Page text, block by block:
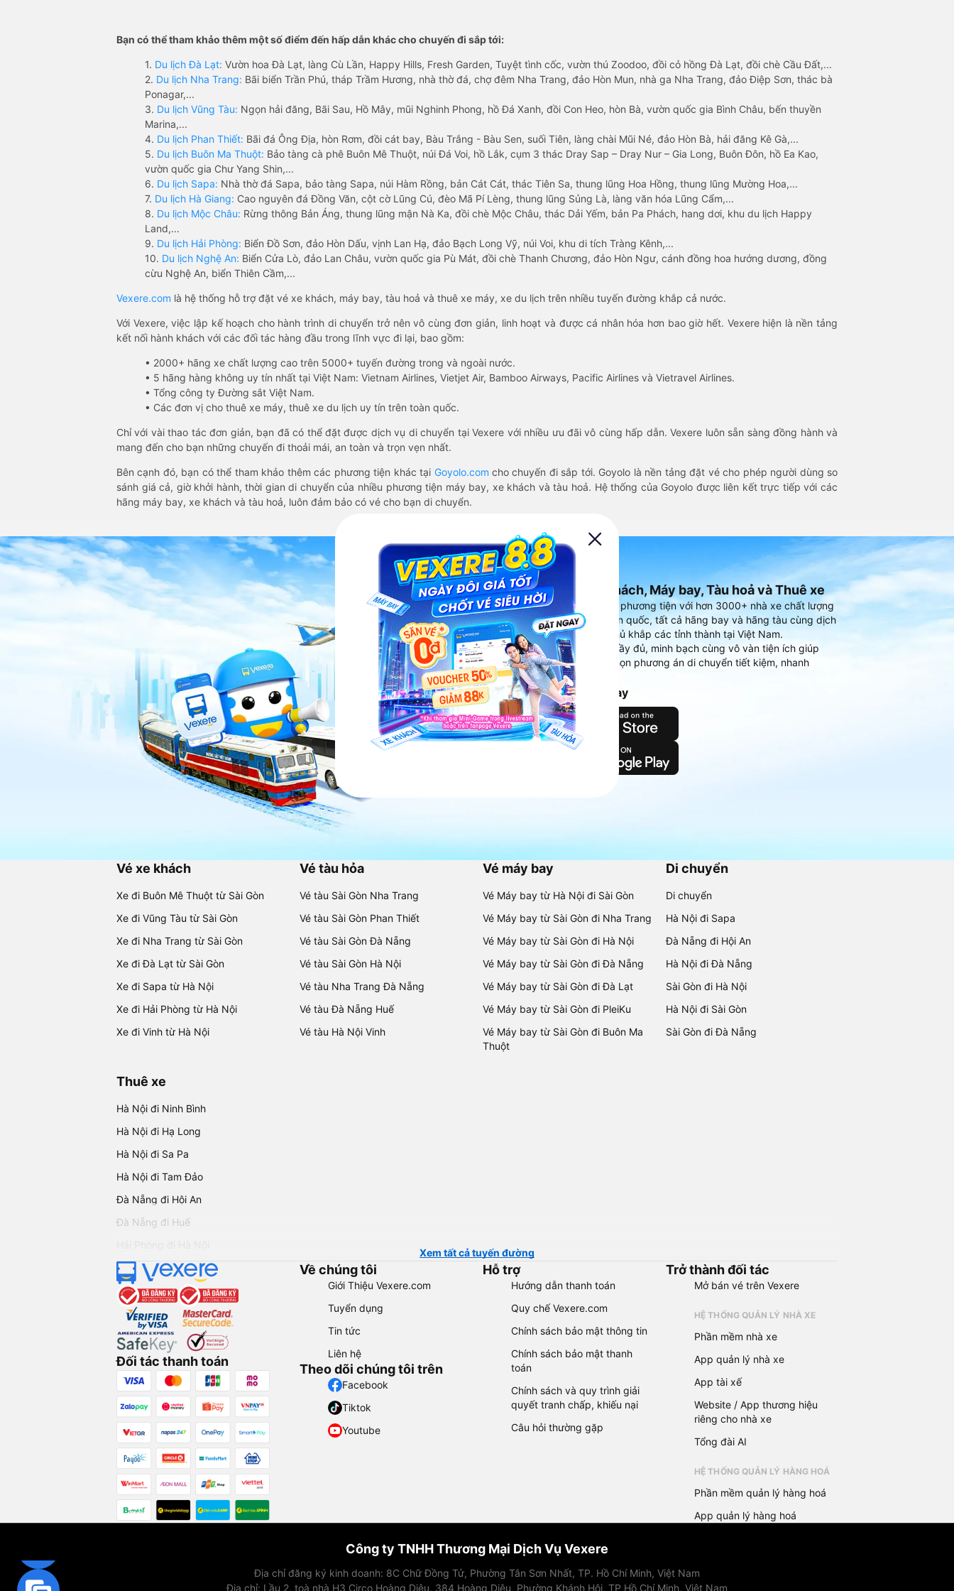
Bạn có thể tham khảo thêm một số điểm đến hấp dẫn khác cho chuyến đi sắp tới:
1. Du lịch Đà Lạt: Vườn hoa Đà Lạt, làng Cù Lần, Happy Hills, Fresh Garden, Tuyệt tình cốc, vườn thú Zoodoo, đồi cỏ hồng Đà Lạt, đồi chè Cầu Đất,...
2. Du lịch Nha Trang: Bãi biển Trần Phú, tháp Trầm Hương, nhà thờ đá, chợ đêm Nha Trang, đảo Hòn Mun, nhà ga Nha Trang, đảo Điệp Sơn, thác bà
Ponagar,...
3. Du lịch Vũng Tàu: Ngọn hải đăng, Bãi Sau, Hồ Mây, mũi Nghinh Phong, hồ Đá Xanh, đồi Con Heo, hòn Bà, vườn quốc gia Bình Châu, bến thuyền
Marina,...
4. Du lịch Phan Thiết: Bãi đá Ông Địa, hòn Rơm, đồi cát bay, Bàu Trắng - Bàu Sen, suối Tiên, làng chài Mũi Né, đảo Hòn Bà, hải đăng Kê Gà,...
5. Du lịch Buôn Ma Thuột: Bảo tàng cà phê Buôn Mê Thuột, núi Đá Voi, hồ Lắk, cụm 3 thác Dray Sap – Dray Nur – Gia Long, Buôn Đôn, hồ Ea Kao,
vườn quốc gia Chư Yang Shin,...
6. Du lịch Sapa: Nhà thờ đá Sapa, bảo tàng Sapa, núi Hàm Rồng, bản Cát Cát, thác Tiên Sa, thung lũng Hoa Hồng, thung lũng Mường Hoa,...
7. Du lịch Hà Giang: Cao nguyên đá Đồng Văn, cột cờ Lũng Cú, đèo Mã Pí Lèng, thung lũng Sủng Là, làng văn hóa Lũng Cẩm,...
8. Du lịch Mộc Châu: Rừng thông Bản Áng, thung lũng mận Nà Ka, đồi chè Mộc Châu, thác Dải Yếm, bản Pa Phách, hang dơi, khu du lịch Happy
Land,...
9. Du lịch Hải Phòng: Biển Đồ Sơn, đảo Hòn Dấu, vịnh Lan Hạ, đảo Bạch Long Vỹ, núi Voi, khu di tích Tràng Kênh,...
10. Du lịch Nghệ An: Biển Cửa Lò, đảo Lan Châu, vườn quốc gia Pù Mát, đồi chè Thanh Chương, đảo Hòn Ngư, cánh đồng hoa hướng dương, đồng
cừu Nghệ An, biển Thiên Cầm,...
Vexere.com là hệ thống hỗ trợ đặt vé xe khách, máy bay, tàu hoả và thuê xe máy, xe du lịch trên nhiều tuyến đường khắp cả nước.
Với Vexere, việc lập kế hoạch cho hành trình di chuyển trở nên vô cùng đơn giản, linh hoạt và được cá nhân hóa hơn bao giờ hết. Vexere hiện là nền tảng
kết nối hành khách với các đối tác hàng đầu trong lĩnh vực đi lại, bao gồm:
• 2000+ hãng xe chất lượng cao trên 5000+ tuyến đường trong và ngoài nước.
• 5 hãng hàng không uy tín nhất tại Việt Nam: Vietnam Airlines, Vietjet Air, Bamboo Airways, Pacific Airlines và Vietravel Airlines.
• Tổng công ty Đường sắt Việt Nam.
• Các đơn vị cho thuê xe máy, thuê xe du lịch uy tín trên toàn quốc.
Chỉ với vài thao tác đơn giản, bạn đã có thể đặt được dịch vụ di chuyển tại Vexere với nhiều ưu đãi vô cùng hấp dẫn. Vexere luôn sẵn sàng đồng hành và
mang đến cho bạn những chuyến đi thoải mái, an toàn và trọn vẹn nhất.
Bên cạnh đó, bạn có thể tham khảo thêm các phương tiện khác tại Goyolo.com cho chuyến đi sắp tới. Goyolo là nền tảng đặt vé cho phép người dùng so
sánh giá cả, giờ khởi hành, thời gian di chuyển của nhiều phương tiện máy bay, xe khách và tàu hoả. Hệ thống của Goyolo được liên kết trực tiếp với các
hãng máy bay, xe khách và tàu hoả, luôn đảm bảo có vé cho bạn di chuyển.
Ứng dụng đặt vé Xe khách, Máy bay, Tàu hoả và Thuê xe
Vexere - ứng dụng đặt vé đa phương tiện với hơn 3000+ nhà xe chất lượng
cao, 5000+ tuyến đường toàn quốc, tất cả hãng bay và hãng tàu cùng dịch
vụ thuê xe máy, xe du lịch phủ khắp các tỉnh thành tại Việt Nam.
Ứng dụng hiển thị thông tin đầy đủ, minh bạch cùng vô vàn tiện ích giúp
người dùng so sánh và lựa chọn phương án di chuyển tiết kiệm, nhanh
chóng và phù hợp nhất.
Tải ứng dụng Vexere ngay
Vé xe khách
Xe đi Buôn Mê Thuột từ Sài Gòn
Xe đi Vũng Tàu từ Sài Gòn
Xe đi Nha Trang từ Sài Gòn
Xe đi Đà Lạt từ Sài Gòn
Xe đi Sapa từ Hà Nội
Xe đi Hải Phòng từ Hà Nội
Xe đi Vinh từ Hà Nội
Vé tàu hỏa
Vé tàu Sài Gòn Nha Trang
Vé tàu Sài Gòn Phan Thiết
Vé tàu Sài Gòn Đà Nẵng
Vé tàu Sài Gòn Hà Nội
Vé tàu Nha Trang Đà Nẵng
Vé tàu Đà Nẵng Huế
Vé tàu Hà Nội Vinh
Vé máy bay
Vé Máy bay từ Hà Nội đi Sài Gòn
Vé Máy bay từ Sài Gòn đi Nha Trang
Vé Máy bay từ Sài Gòn đi Hà Nội
Vé Máy bay từ Sài Gòn đi Đà Nẵng
Vé Máy bay từ Sài Gòn đi Đà Lạt
Vé Máy bay từ Sài Gòn đi PleiKu
Vé Máy bay từ Sài Gòn đi Buôn Ma
Thuột
Di chuyển
Di chuyển
Hà Nội đi Sapa
Đà Nẵng đi Hội An
Hà Nội đi Đà Nẵng
Sài Gòn đi Hà Nội
Hà Nội đi Sài Gòn
Sài Gòn đi Đà Nẵng
Thuê xe
Hà Nội đi Ninh Bình
Hà Nội đi Hạ Long
Hà Nội đi Sa Pa
Hà Nội đi Tam Đảo
Đà Nẵng đi Hội An
Đà Nẵng đi Huế
Xem tất cả tuyến đường
Đối tác thanh toán
Về chúng tôi
Giới Thiệu Vexere.com
Tuyển dụng
Tin tức
Liên hệ
Theo dõi chúng tôi trên
Facebook
Tiktok
Youtube
Hỗ trợ
Hướng dẫn thanh toán
Quy chế Vexere.com
Chính sách bảo mật thông tin
Chính sách bảo mật thanh
toán
Chính sách và quy trình giải
quyết tranh chấp, khiếu nại
Câu hỏi thường gặp
Trở thành đối tác
Mở bán vé trên Vexere
HỆ THỐNG QUẢN LÝ NHÀ XE
Phần mềm nhà xe
App quản lý nhà xe
App tài xế
Website / App thương hiệu
riêng cho nhà xe
Tổng đài AI
HỆ THỐNG QUẢN LÝ HÀNG HOÁ
Phần mềm quản lý hàng hoá
App quản lý hàng hoá
Công ty TNHH Thương Mại Dịch Vụ Vexere
Địa chỉ đăng ký kinh doanh: 8C Chữ Đồng Tử, Phường Tân Sơn Nhất, TP. Hồ Chí Minh, Việt Nam
Địa chỉ: Lầu 2, toà nhà H3 Circo Hoàng Diệu, 384 Hoàng Diệu, Phường Khánh Hội, TP Hồ Chí Minh, Việt Nam